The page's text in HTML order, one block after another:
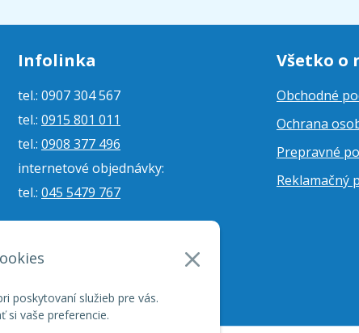
poskytovaní služieb pre vás.
si vaše preferencie.
Infolinka
tel.: 0907 304 567
tel.: 0915 801 011
tel.: 0908 377 496
internetové objednávky:
tel.: 045 5479 767
internetové objednávky:
Všetko o
Obchodné
Ochrana
Prepravné
Reklamačný